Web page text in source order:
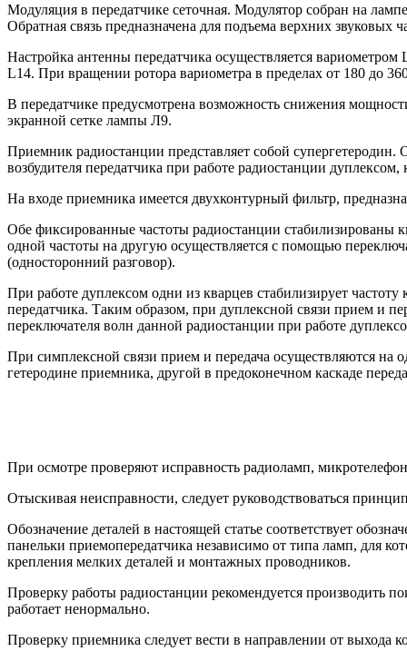
Модуляция в передатчике сеточная. Модулятор собран на
Обратная связь предназначена для подъема верхних звуковых
Настройка антенны передатчика осуществляется
L14. При вращении ротора вариометра в пределах от 180 до
В передатчике предусмотрена возможность снижения
экранной сетке лампы Л9.
Приемник радиостанции представляет собой
возбудителя передатчика при работе радиостанции
На входе приемника имеется двухконтурный фильтр,
Обе фиксированные частоты радиостанции стабилизированы
одной частоты на другую осуществляется с помощью
(односторонний разговор).
При работе дуплексом одни из кварцев стабилизирует
передатчика. Таким образом, при дуплексной связи прием и
переключателя волн данной радиостанции при работе
При симплексной связи прием и передача осуществляются на
гетеродине приемника, другой в предоконечном каскаде
При осмотре проверяют исправность радиоламп,
Отыскивая неисправности, следует руководствоваться
Обозначение деталей в настоящей статье соответствует
панельки приемопередатчика независимо от типа ламп, для
крепления мелких деталей и монтажных проводников.
Проверку работы радиостанции рекомендуется производить
работает ненормально.
Проверку приемника следует вести в направлении от выхода